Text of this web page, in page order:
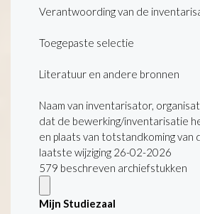
Verantwoording van de
Toegepaste selectie
Literatuur en andere bronnen
Naam van inventarisator,
dat de bewerking/inventarisatie
en plaats van totstandkoming van
laatste wijziging 26-02-2026
579 beschreven archiefstukken
Mijn Studiezaal